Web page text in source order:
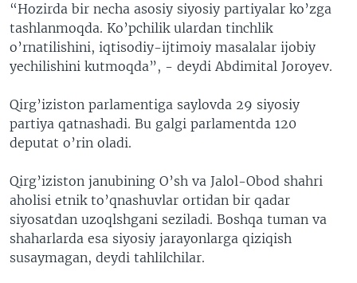
“Hozirda bir necha asosiy siyosiy partiyalar ko’zga
tashlanmoqda. Ko’pchilik ulardan tinchlik
o’rnatilishini, iqtisodiy-ijtimoiy masalalar ijobiy
yechilishini kutmoqda”, - deydi Abdimital Joroyev.
Qirg’iziston parlamentiga saylovda 29 siyosiy
partiya qatnashadi. Bu galgi parlamentda 120
deputat o’rin oladi.
Qirg’iziston janubining O’sh va Jalol-Obod shahri
aholisi etnik to’qnashuvlar ortidan bir qadar
siyosatdan uzoqlshgani seziladi. Boshqa tuman va
shaharlarda esa siyosiy jarayonlarga qiziqish
susaymagan, deydi tahlilchilar.